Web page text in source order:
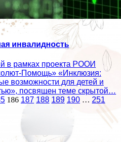
инвалидность
в рамках проекта РООИ
Помощь» «Инклюзия:
возможности для детей и
посвящен теме скрытой…
186 187 188 189 190 … 251